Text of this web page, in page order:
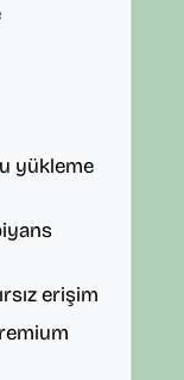
yükleme
erişim